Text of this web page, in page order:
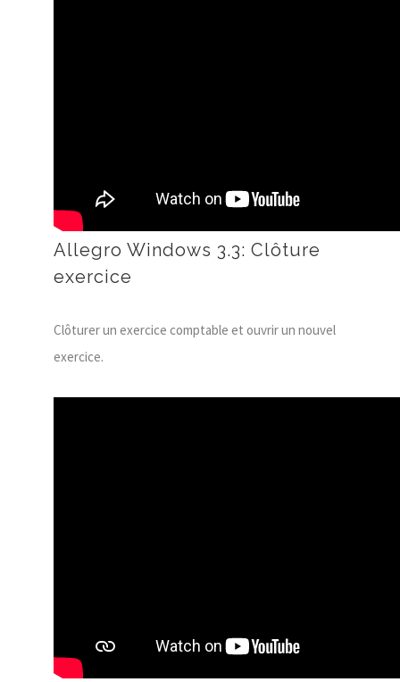
Allegro Windows 3.3: Clôture
exercice
Clôturer un exercice comptable et ouvrir un nouvel
exercice.